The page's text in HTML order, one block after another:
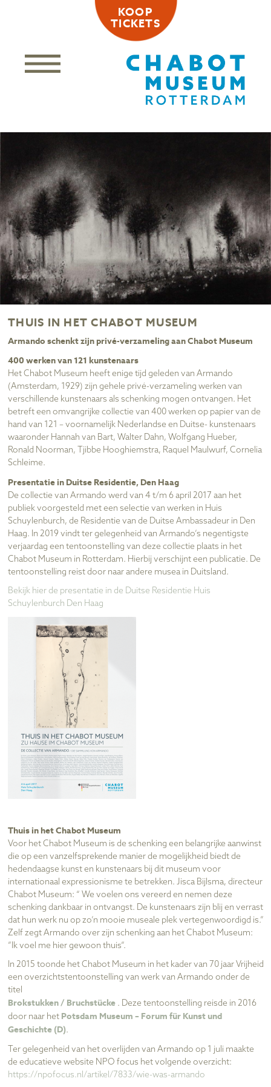
KOOP
TICKETS
THUIS IN HET CHABOT MUSEUM
Armando schenkt zijn privé-verzameling aan Chabot Museum
400 werken van 121 kunstenaars
Het Chabot Museum heeft enige tijd geleden van Armando
(Amsterdam, 1929) zijn gehele privé-verzameling werken van
verschillende kunstenaars als schenking mogen ontvangen. Het
betreft een omvangrijke collectie van 400 werken op papier van de
hand van 121 – voornamelijk Nederlandse en Duitse- kunstenaars
waaronder Hannah van Bart, Walter Dahn, Wolfgang Hueber,
Ronald Noorman, Tjibbe Hooghiemstra, Raquel Maulwurf, Cornelia
Schleime.
Presentatie in Duitse Residentie, Den Haag
De collectie van Armando werd van 4 t/m 6 april 2017 aan het
publiek voorgesteld met een selectie van werken in Huis
Schuylenburch, de Residentie van de Duitse Ambassadeur in Den
Haag. In 2019 vindt ter gelegenheid van Armando’s negentigste
verjaardag een tentoonstelling van deze collectie plaats in het
Chabot Museum in Rotterdam. Hierbij verschijnt een publicatie. De
tentoonstelling reist door naar andere musea in Duitsland.
Bekijk hier de presentatie in de Duitse Residentie Huis
Schuylenburch Den Haag
Thuis in het Chabot Museum
Voor het Chabot Museum is de schenking een belangrijke aanwinst
die op een vanzelfsprekende manier de mogelijkheid biedt de
hedendaagse kunst en kunstenaars bij dit museum voor
internationaal expressionisme te betrekken. Jisca Bijlsma, directeur
Chabot Museum: “ We voelen ons vereerd en nemen deze
schenking dankbaar in ontvangst. De kunstenaars zijn blij en verrast
dat hun werk nu op zo’n mooie museale plek vertegenwoordigd is.”
Zelf zegt Armando over zijn schenking aan het Chabot Museum:
”Ik voel me hier gewoon thuis”.
In 2015 toonde het Chabot Museum in het kader van 70 jaar Vrijheid
een overzichtstentoonstelling van werk van Armando onder de
titel
Brokstukken / Bruchstücke . Deze tentoonstelling reisde in 2016
door naar het Potsdam Museum – Forum für Kunst und
Geschichte (D).
Ter gelegenheid van het overlijden van Armando op 1 juli maakte
de educatieve website NPO focus het volgende overzicht:
https://npofocus.nl/artikel/7833/wie-was-armando